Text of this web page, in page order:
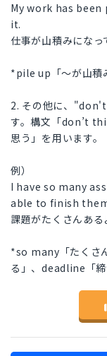
My work has
it.
仕事が山積みになっ
*pile up「〜が山積
2. その他に、
す。構文「don’t
思う」を用います。
例）
I have so many
able to finish
課題がたくさんある
*so many「たくさ
る」、deadline「締